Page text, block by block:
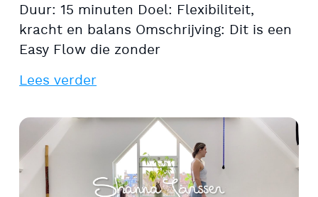
Duur: 15 minuten Doel: Flexibiliteit,
kracht en balans Omschrijving: Dit is een
Easy Flow die zonder
Lees verder